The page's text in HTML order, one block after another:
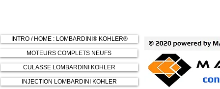
INTRO / HOME : LOMBARDINI® KOHLER®
MOTEURS COMPLETS NEUFS
CULASSE LOMBARDINI KOHLER
INJECTION LOMBARDINI KOHLER